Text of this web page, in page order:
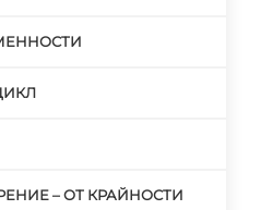
– ОТ КРАЙНОСТИ